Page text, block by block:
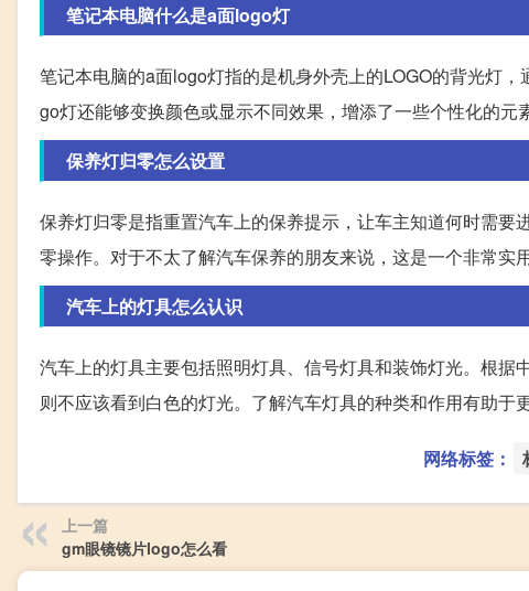
笔记本电脑什么是a面logo灯
笔记本电脑的a面logo灯指的是机身外壳上的LOGO的背光灯
go灯还能够变换颜色或显示不同效果，增添了一些个性化的元素
保养灯归零怎么设置
保养灯归零是指重置汽车上的保养提示，让车主知道何时需
零操作。对于不太了解汽车保养的朋友来说，这是一个非常实
汽车上的灯具怎么认识
汽车上的灯具主要包括照明灯具、信号灯具和装饰灯光。根
则不应该看到白色的灯光。了解汽车灯具的种类和作用有助于
网络标签：
上一篇
gm眼镜镜片logo怎么看